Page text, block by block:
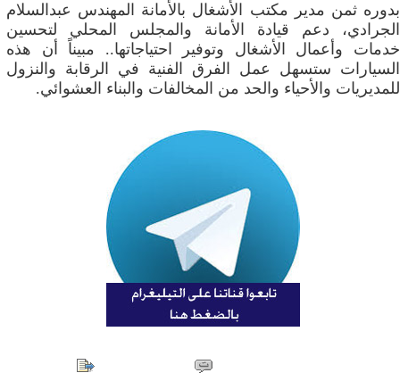
بدوره ثمن مدير مكتب الأشغال بالأمانة المهندس عبدالسلام
الجرادي، دعم قيادة الأمانة والمجلس المحلي لتحسين
خدمات وأعمال الأشغال وتوفير احتياجاتها.. مبيناً أن هذه
السيارات ستسهل عمل الفرق الفنية في الرقابة والنزول
للمديريات والأحياء والحد من المخالفات والبناء العشوائي.